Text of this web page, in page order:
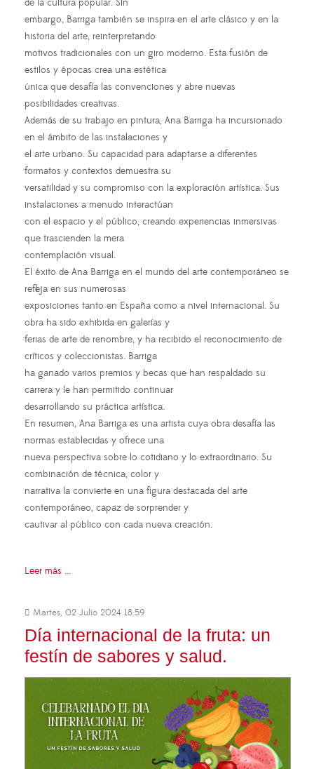
de la cultura popular. Sin
embargo, Barriga también se inspira en el arte clásico y en la
historia del arte, reinterpretando
motivos tradicionales con un giro moderno. Esta fusión de
estilos y épocas crea una estética
única que desafía las convenciones y abre nuevas
posibilidades creativas.
Además de su trabajo en pintura, Ana Barriga ha incursionado
en el ámbito de las instalaciones y
el arte urbano. Su capacidad para adaptarse a diferentes
formatos y contextos demuestra su
versatilidad y su compromiso con la exploración artística. Sus
instalaciones a menudo interactúan
con el espacio y el público, creando experiencias inmersivas
que trascienden la mera
contemplación visual.
El éxito de Ana Barriga en el mundo del arte contemporáneo se
refleja en sus numerosas
exposiciones tanto en España como a nivel internacional. Su
obra ha sido exhibida en galerías y
ferias de arte de renombre, y ha recibido el reconocimiento de
críticos y coleccionistas. Barriga
ha ganado varios premios y becas que han respaldado su
carrera y le han permitido continuar
desarrollando su práctica artística.
En resumen, Ana Barriga es una artista cuya obra desafía las
normas establecidas y ofrece una
nueva perspectiva sobre lo cotidiano y lo extraordinario. Su
combinación de técnica, color y
narrativa la convierte en una figura destacada del arte
contemporáneo, capaz de sorprender y
cautivar al público con cada nueva creación.
Leer más ...
Martes, 02 Julio 2024 18:59
Día internacional de la fruta: un
festín de sabores y salud.